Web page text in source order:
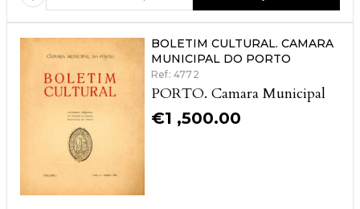
BOLETIM CULTURAL. CAMARA
MUNICIPAL DO PORTO
Ref: 4772
PORTO. Camara Municipal
€1 ,500.00